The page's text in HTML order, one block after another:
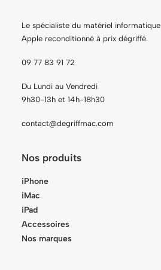
Le spécialiste du matériel informatique
Apple reconditionné à prix dégriffé.
09 77 83 91 72
Du Lundi au Vendredi
9h30-13h et 14h-18h30
contact@degriffmac.com
Nos produits
iPhone
iMac
iPad
Accessoires
Nos marques